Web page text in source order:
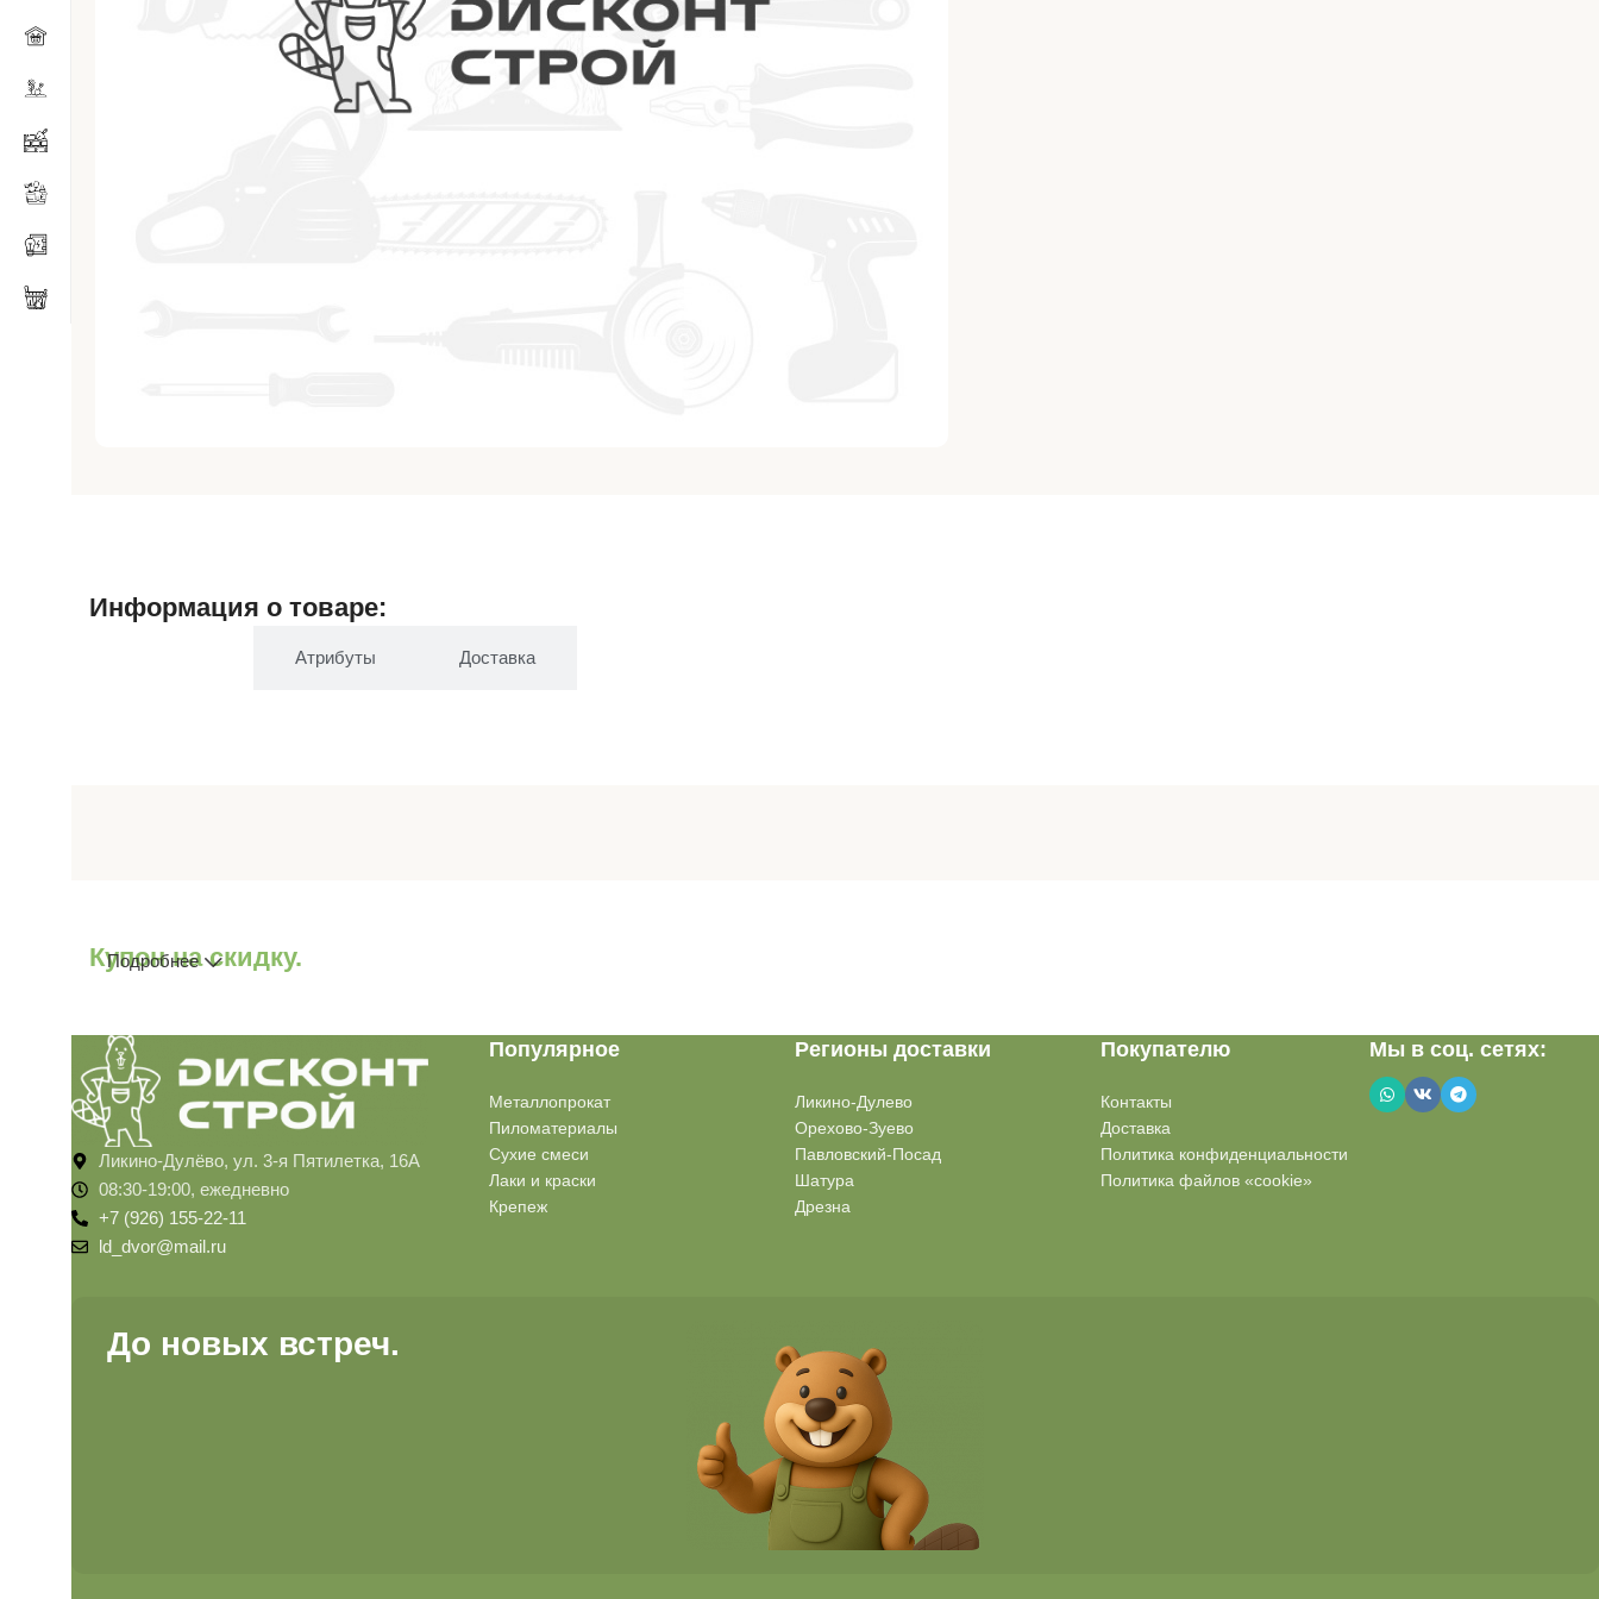
Информация о товаре:
Атрибуты Доставка
Купон на скидку.
Подробнее
Ликино-Дулёво, ул. 3-я Пятилетка, 16А
08:30-19:00, ежедневно
+7 (926) 155-22-11
ld_dvor@mail.ru
Популярное
Металлопрокат
Пиломатериалы
Сухие смеси
Лаки и краски
Крепеж
Регионы доставки
Ликино-Дулево
Орехово-Зуево
Павловский-Посад
Шатура
Дрезна
Покупателю
Контакты
Доставка
Политика конфиденциальности
Политика файлов «cookie»
Мы в соц. сетях:
До новых встреч.